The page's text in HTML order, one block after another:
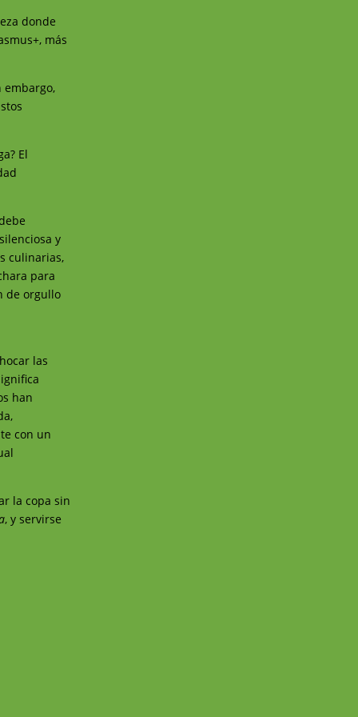
donde
más
embargo,
El
y
culinarias,
para
de orgullo
las
han
con un
la copa sin
, y servirse